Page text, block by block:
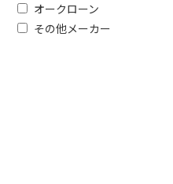
オークローン
その他メーカー